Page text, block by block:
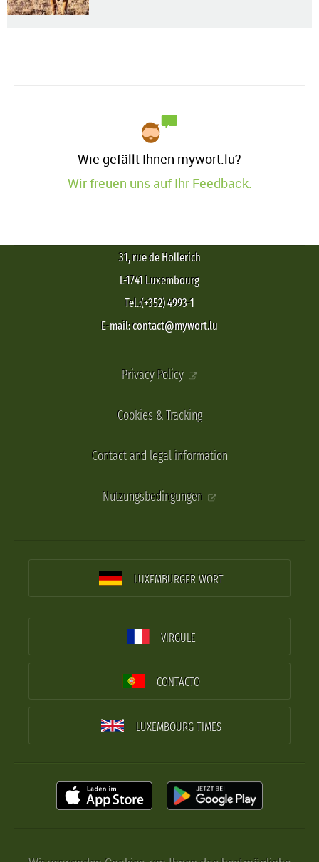
Wie gefällt Ihnen mywort.lu?
Wir freuen uns auf Ihr Feedback.
31, rue de Hollerich
L-1741 Luxembourg
Tel.:(+352) 4993-1
E-mail: contact@mywort.lu
Privacy Policy
Cookies & Tracking
Contact and legal information
Nutzungsbedingungen
LUXEMBURGER WORT
VIRGULE
CONTACTO
LUXEMBOURG TIMES